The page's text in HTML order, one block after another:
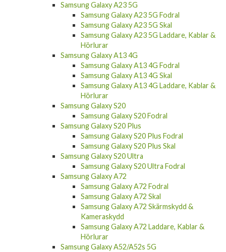
Samsung Galaxy A23 5G
Samsung Galaxy A23 5G Fodral
Samsung Galaxy A23 5G Skal
Samsung Galaxy A23 5G Laddare, Kablar &
Hörlurar
Samsung Galaxy A13 4G
Samsung Galaxy A13 4G Fodral
Samsung Galaxy A13 4G Skal
Samsung Galaxy A13 4G Laddare, Kablar &
Hörlurar
Samsung Galaxy S20
Samsung Galaxy S20 Fodral
Samsung Galaxy S20 Plus
Samsung Galaxy S20 Plus Fodral
Samsung Galaxy S20 Plus Skal
Samsung Galaxy S20 Ultra
Samsung Galaxy S20 Ultra Fodral
Samsung Galaxy A72
Samsung Galaxy A72 Fodral
Samsung Galaxy A72 Skal
Samsung Galaxy A72 Skärmskydd &
Kameraskydd
Samsung Galaxy A72 Laddare, Kablar &
Hörlurar
Samsung Galaxy A52/A52s 5G